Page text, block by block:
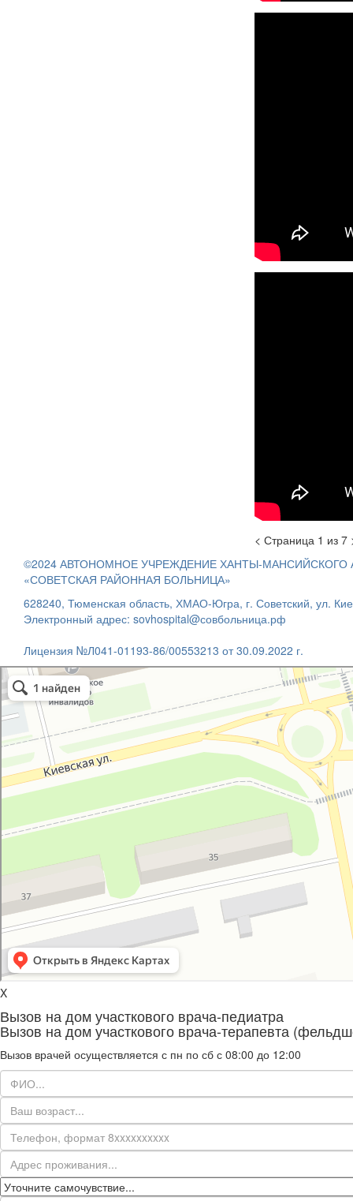
< Страница 1 из 7
©2024 АВТОНОМНОЕ УЧРЕЖДЕНИЕ ХАНТЫ-
«СОВЕТСКАЯ РАЙОННАЯ БОЛЬНИЦА»
628240, Тюменская область, ХМАО-Югра, г. Советский, ул.
Электронный адрес: sovhospital@совбольница.рф
Лицензия №Л041-01193-86/00553213 от 30.09.2022 г.
X
Вызов на дом участкового врача-педиатра
Вызов на дом участкового врача-терапевта
Вызов врачей осуществляется с пн по сб с 08:00 до 12:00